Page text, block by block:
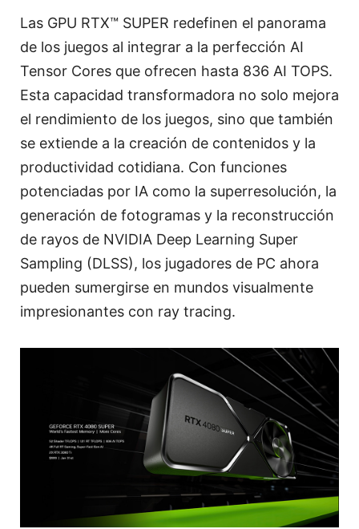
Las GPU RTX™ SUPER redefinen el panorama
de los juegos al integrar a la perfección AI
Tensor Cores que ofrecen hasta 836 AI TOPS.
Esta capacidad transformadora no solo mejora
el rendimiento de los juegos, sino que también
se extiende a la creación de contenidos y la
productividad cotidiana. Con funciones
potenciadas por IA como la superresolución, la
generación de fotogramas y la reconstrucción
de rayos de NVIDIA Deep Learning Super
Sampling (DLSS), los jugadores de PC ahora
pueden sumergirse en mundos visualmente
impresionantes con ray tracing.